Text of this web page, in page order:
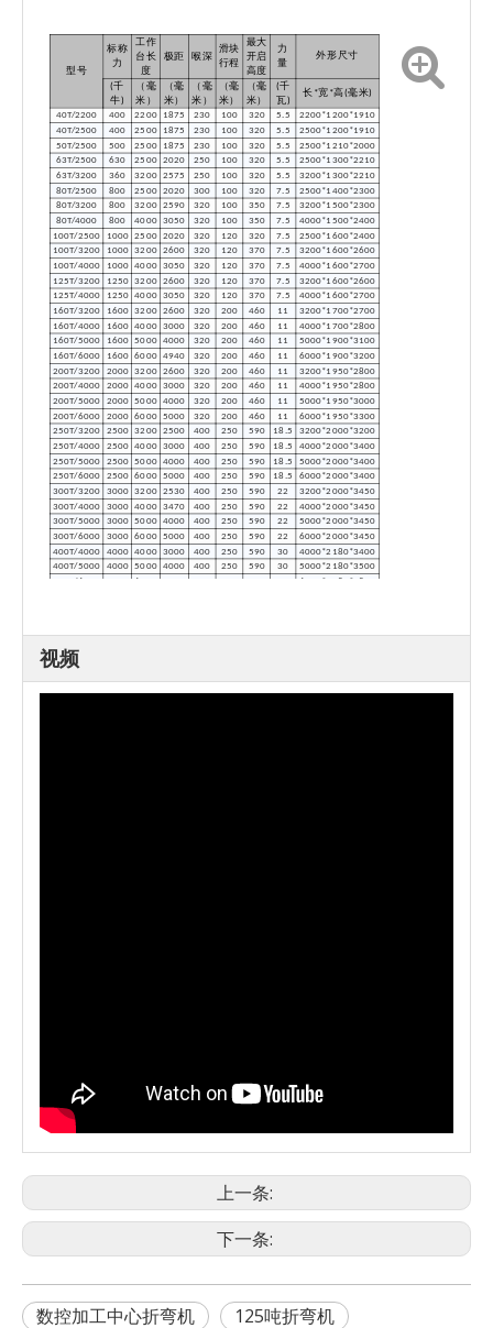
型号
标称
力
工作
台长
度
极距 喉深
滑块
行程
最大
开启
高度
力
量
外形尺寸
(千
牛)
（毫
米）
（毫
米）
（毫
米）
（毫
米）
（毫
米）
(千
瓦)
长*宽*高(毫米)
40T/2200 400 2200 1875 230 100 320 5.5
2200*1200*1910
40T/2500
400 2500 1875 230 100 320 5.5
2500*1200*1910
50T/2500
500 2500 1875 230 100 320 5.5
2500*1210*2000
63T/2500
630 2500 2020 250 100 320 5.5 2500*1300*2210
63T/3200 360 3200 2575 250 100 320 5.5 3200*1300*2210
80T/2500 800 2500 2020 300 100 320 7.5 2500*1400*2300
80T/3200 800 3200 2590 320 100 350 7.5 3200*1500*2300
80T/4000 800 4000 3050 320 100 350 7.5
4000*1500*2400
100T/2500
1000 2500 2020 320 120 320 7.5
2500*1600*2400
100T/3200
1000 3200 2600 320 120 370 7.5
3200*1600*2600
100T/4000
1000 4000 3050 320 120 370 7.5
4000*1600*2700
125T/3200
1250 3200 2600 320 120 370 7.5
3200*1600*2600
125T/4000
1250 4000 3050 320 120 370 7.5 4000*1600*2700
160T/3200 1600 3200 2600 320 200 460 11 3200*1700*2700
160T/4000 1600 4000 3000 320 200 460 11 4000*1700*2800
160T/5000 1600 5000 4000 320 200 460 11 5000*1900*3100
160T/6000 1600 6000 4940 320 200 460 11
6000*1900*3200
200T/3200
2000 3200 2600 320 200 460 11
3200*1950*2800
200T/4000
2000 4000 3000 320 200 460 11
4000*1950*2800
200T/5000
2000 5000 4000 320 200 460 11
5000*1950*3000
200T/6000
2000 6000 5000 320 200 460 11
6000*1950*3300
250T/3200
2500 3200 2500 400 250 590 18.5
3200*2000*3200
250T/4000
2500 4000 3000 400 250 590 18.5
4000*2000*3400
250T/5000
2500 5000 4000 400 250 590 18.5 5000*2000*3400
250T/6000 2500 6000 5000 400 250 590 18.5 6000*2000*3400
300T/3200 3000 3200 2530 400 250 590 22
3200*2000*3450
300T/4000
3000 4000 3470 400 250 590 22
4000*2000*3450
300T/5000
3000 5000 4000 400 250 590 22
5000*2000*3450
300T/6000
3000 6000 5000 400 250 590 22
6000*2000*3450
400T/4000
4000 4000 3000 400 250 590 30
4000*2180*3400
400T/5000
4000 5000 4000 400 250 590 30 5000*2180*3500
400T/6000 6000 6000*2180*3800
视频
上一条:
下一条:
数控加工中心折弯机
125吨折弯机